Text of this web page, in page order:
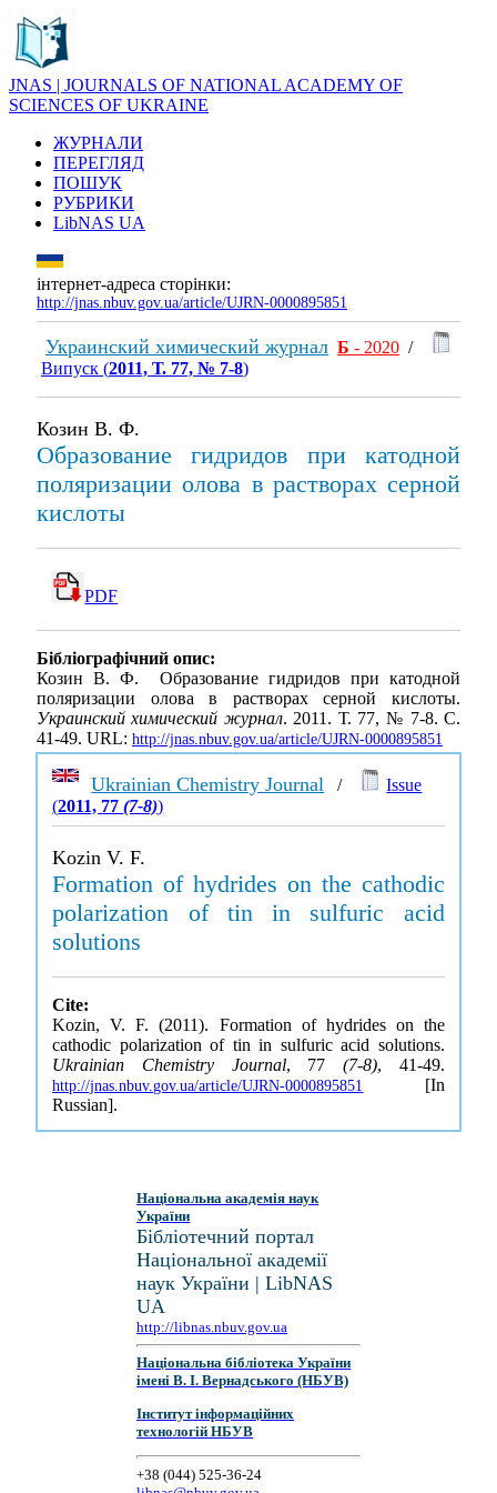
JNAS | JOURNALS OF NATIONAL ACADEMY OF
SCIENCES OF UKRAINE
ЖУРНАЛИ
ПЕРЕГЛЯД
ПОШУК
РУБРИКИ
LibNAS UA
інтернет-адреса сторінки:
http://jnas.nbuv.gov.ua/article/UJRN-0000895851
Украинский химический журнал Б - 2020 /
Випуск (2011, Т. 77, № 7-8)
Козин В. Ф.
Образование гидридов при катодной
поляризации олова в растворах серной
кислоты
PDF
Бібліографічний опис:
Козин В. Ф. Образование гидридов при катодной
поляризации олова в растворах серной кислоты.
Украинский химический журнал. 2011. Т. 77, № 7-8. С.
41-49. URL: http://jnas.nbuv.gov.ua/article/UJRN-0000895851
Ukrainian Chemistry Journal /
Issue
(2011, 77(7-8))
Kozin V. F.
Formation of hydrides on the cathodic
polarization of tin in sulfuric acid
solutions
Cite:
Kozin, V. F. (2011). Formation of hydrides on the
cathodic polarization of tin in sulfuric acid solutions.
Ukrainian Chemistry Journal, 77(7-8), 41-49.
http://jnas.nbuv.gov.ua/article/UJRN-0000895851
[In
Russian].
Національна академія наук
України
Бібліотечний портал
Національної академії
наук України | LibNAS
UA
http://libnas.nbuv.gov.ua
Національна бібліотека України
імені В. І. Вернадського (НБУВ)
Інститут інформаційних
технологій НБУВ
+38 (044) 525-36-24